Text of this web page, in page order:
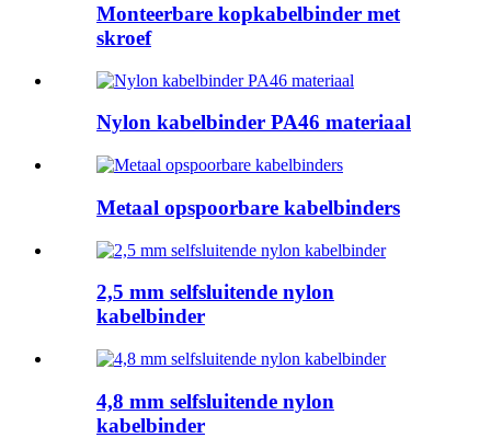
Monteerbare kopkabelbinder met
skroef
Nylon kabelbinder PA46 materiaal
Metaal opspoorbare kabelbinders
2,5 mm selfsluitende nylon
kabelbinder
4,8 mm selfsluitende nylon
kabelbinder